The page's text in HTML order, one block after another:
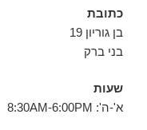
כתובת
בן גוריון 19
בני ברק
שעות
א'-ה': 8:30AM-6:00PM